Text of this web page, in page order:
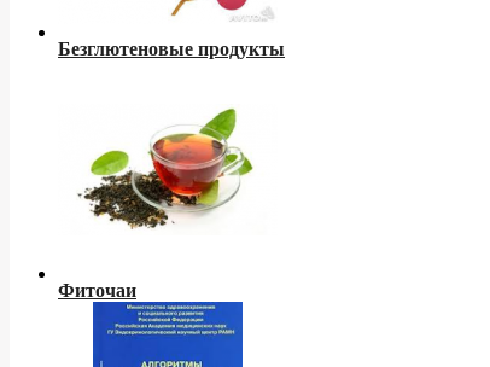
Безглютеновые продукты
Фиточаи